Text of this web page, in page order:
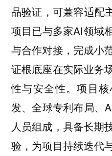
品验证，可兼容适配
项目已与多家AI领域
与合作对接，完成小
证根底座在实际业务
性与安全性。项目
发、全球专利布局、
人员组成，具备长期
验，为项目持续迭代